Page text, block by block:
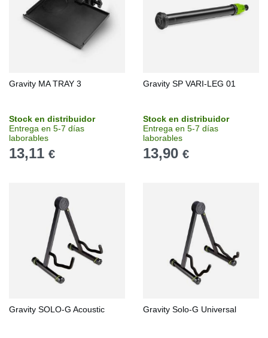
Gravity MA TRAY 3
Stock en distribuidor
Entrega en 5-7 días
laborables
13,11 €
Gravity SP VARI-LEG 01
Stock en distribuidor
Entrega en 5-7 días
laborables
13,90 €
Gravity SOLO-G Acoustic Gravity Solo-G Universal